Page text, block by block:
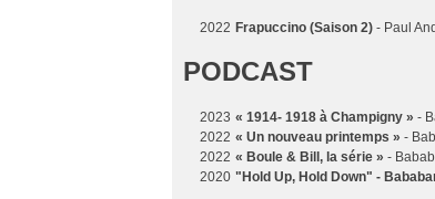
2022 Frapuccino (Saison 2) - Paul
PODCAST
2023 « 1914- 1918 à Champigny » -
2022 « Un nouveau printemps » -
2022 « Boule & Bill, la série » -
2020 "Hold Up, Hold Down" -